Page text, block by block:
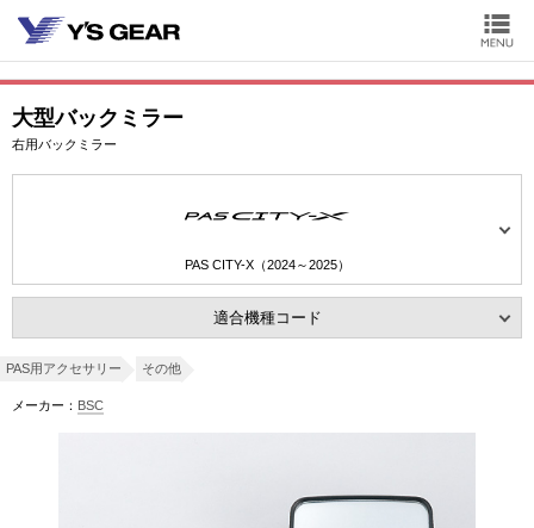
大型バックミラー
右用バックミラー
PAS CITY-X（2024～2025）
適合機種コード
PAS用アクセサリー その他
メーカー： BSC